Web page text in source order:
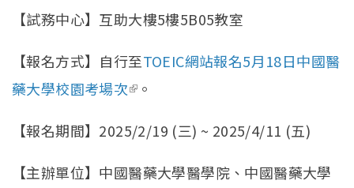
【試務中心】互助大樓5樓5B05教室
【報名方式】自行至TOEIC網站報名5月18日中國醫
藥大學校園考場次(link is external)
。
【報名期間】2025/2/19 (三) ~ 2025/4/11 (五)
【主辦單位】中國醫藥大學醫學院、中國醫藥大學